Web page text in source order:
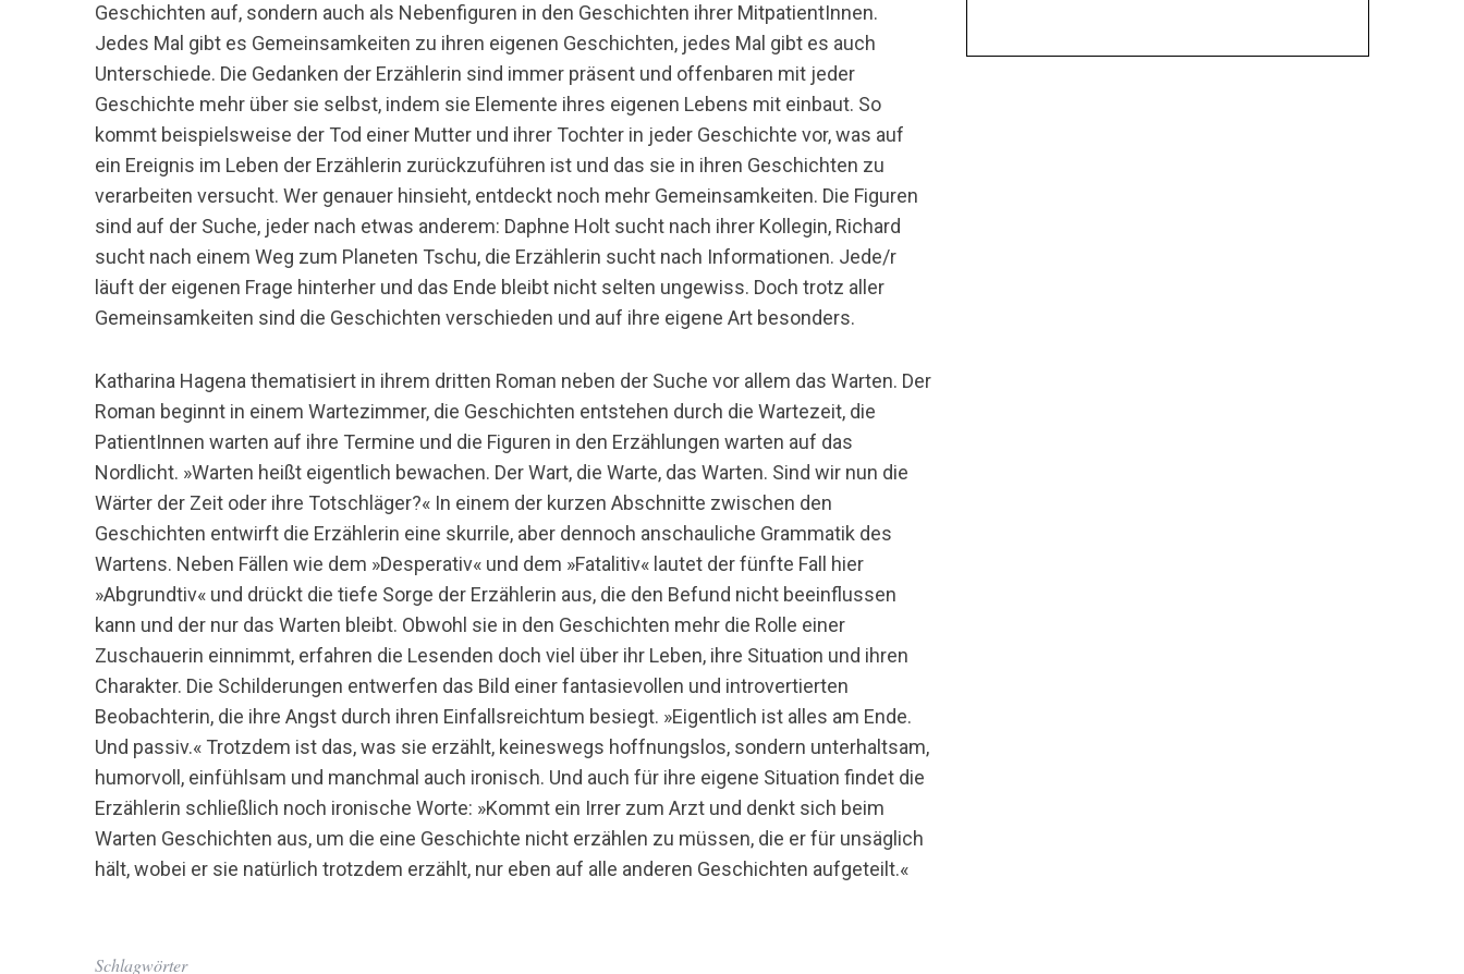
Geschichten auf, sondern auch als Nebenfiguren in den Geschichten ihrer MitpatientInnen.
Jedes Mal gibt es Gemeinsamkeiten zu ihren eigenen Geschichten, jedes Mal gibt es auch
Unterschiede. Die Gedanken der Erzählerin sind immer präsent und offenbaren mit jeder
Geschichte mehr über sie selbst, indem sie Elemente ihres eigenen Lebens mit einbaut. So
kommt beispielsweise der Tod einer Mutter und ihrer Tochter in jeder Geschichte vor, was auf
ein Ereignis im Leben der Erzählerin zurückzuführen ist und das sie in ihren Geschichten zu
verarbeiten versucht. Wer genauer hinsieht, entdeckt noch mehr Gemeinsamkeiten. Die Figuren
sind auf der Suche, jeder nach etwas anderem: Daphne Holt sucht nach ihrer Kollegin, Richard
sucht nach einem Weg zum Planeten Tschu, die Erzählerin sucht nach Informationen. Jede/r
läuft der eigenen Frage hinterher und das Ende bleibt nicht selten ungewiss. Doch trotz aller
Gemeinsamkeiten sind die Geschichten verschieden und auf ihre eigene Art besonders.
Katharina Hagena thematisiert in ihrem dritten Roman neben der Suche vor allem das Warten. Der
Roman beginnt in einem Wartezimmer, die Geschichten entstehen durch die Wartezeit, die
PatientInnen warten auf ihre Termine und die Figuren in den Erzählungen warten auf das
Nordlicht. »Warten heißt eigentlich bewachen. Der Wart, die Warte, das Warten. Sind wir nun die
Wärter der Zeit oder ihre Totschläger?« In einem der kurzen Abschnitte zwischen den
Geschichten entwirft die Erzählerin eine skurrile, aber dennoch anschauliche Grammatik des
Wartens. Neben Fällen wie dem »Desperativ« und dem »Fatalitiv« lautet der fünfte Fall hier
»Abgrundtiv« und drückt die tiefe Sorge der Erzählerin aus, die den Befund nicht beeinflussen
kann und der nur das Warten bleibt. Obwohl sie in den Geschichten mehr die Rolle einer
Zuschauerin einnimmt, erfahren die Lesenden doch viel über ihr Leben, ihre Situation und ihren
Charakter. Die Schilderungen entwerfen das Bild einer fantasievollen und introvertierten
Beobachterin, die ihre Angst durch ihren Einfallsreichtum besiegt. »Eigentlich ist alles am Ende.
Und passiv.« Trotzdem ist das, was sie erzählt, keineswegs hoffnungslos, sondern unterhaltsam,
humorvoll, einfühlsam und manchmal auch ironisch. Und auch für ihre eigene Situation findet die
Erzählerin schließlich noch ironische Worte: »Kommt ein Irrer zum Arzt und denkt sich beim
Warten Geschichten aus, um die eine Geschichte nicht erzählen zu müssen, die er für unsäglich
hält, wobei er sie natürlich trotzdem erzählt, nur eben auf alle anderen Geschichten aufgeteilt.«
Schlagwörter